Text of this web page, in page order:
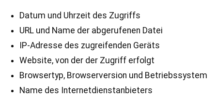
Datum und Uhrzeit des Zugriffs
URL und Name der abgerufenen Datei
IP-Adresse des zugreifenden Geräts
Website, von der der Zugriff erfolgt
Browsertyp, Browserversion und Betriebssystem
Name des Internetdienstanbieters